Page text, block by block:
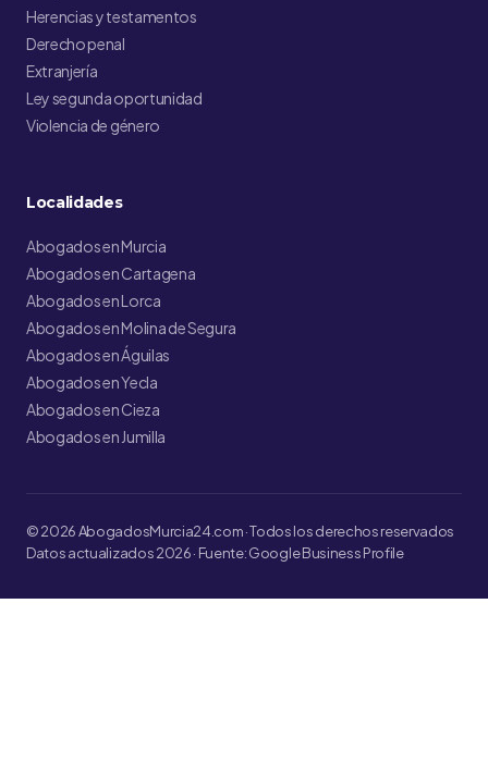
Herencias y testamentos
Derecho penal
Extranjería
Ley segunda oportunidad
Violencia de género
Localidades
Abogados en Murcia
Abogados en Cartagena
Abogados en Lorca
Abogados en Molina de Segura
Abogados en Águilas
Abogados en Yecla
Abogados en Cieza
Abogados en Jumilla
© 2026 AbogadosMurcia24.com · Todos los derechos reservados
Datos actualizados 2026 · Fuente: Google Business Profile